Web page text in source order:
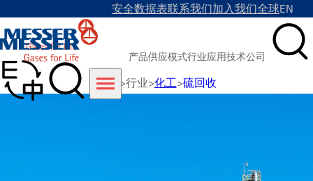
安全数据表联系我们加入我们全球EN
产品供应模式行业应用技术公司
首页 >行业>化工>硫回收